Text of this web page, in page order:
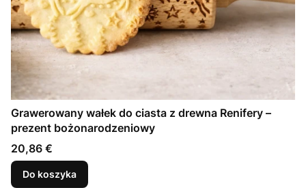
Grawerowany wałek do ciasta z drewna Renifery –
prezent bożonarodzeniowy
Cena
20,86 €
Do koszyka